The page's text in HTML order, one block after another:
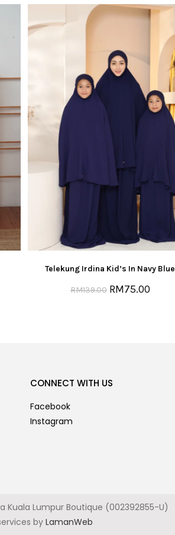
Telekung Irdina Kid’s In Navy Blue
RM139.00 RM75.00
CONNECT WITH US
Facebook
Instagram
Kuala Lumpur Boutique (002392855-U)
by LamanWeb